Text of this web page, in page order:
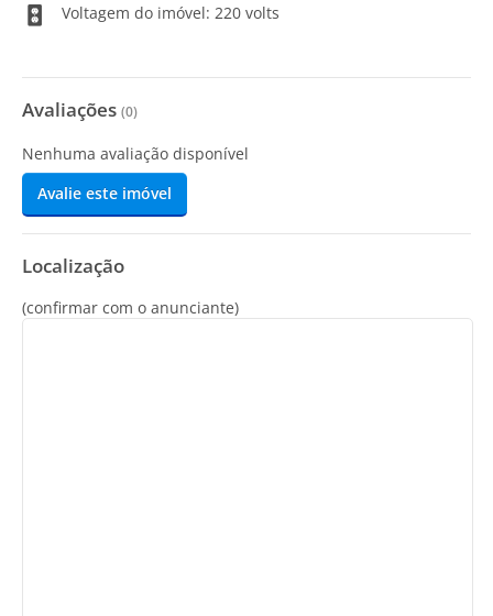
Voltagem do imóvel: 220 volts
Avaliações (0)
Nenhuma avaliação disponível
Avalie este imóvel
Localização
(confirmar com o anunciante)